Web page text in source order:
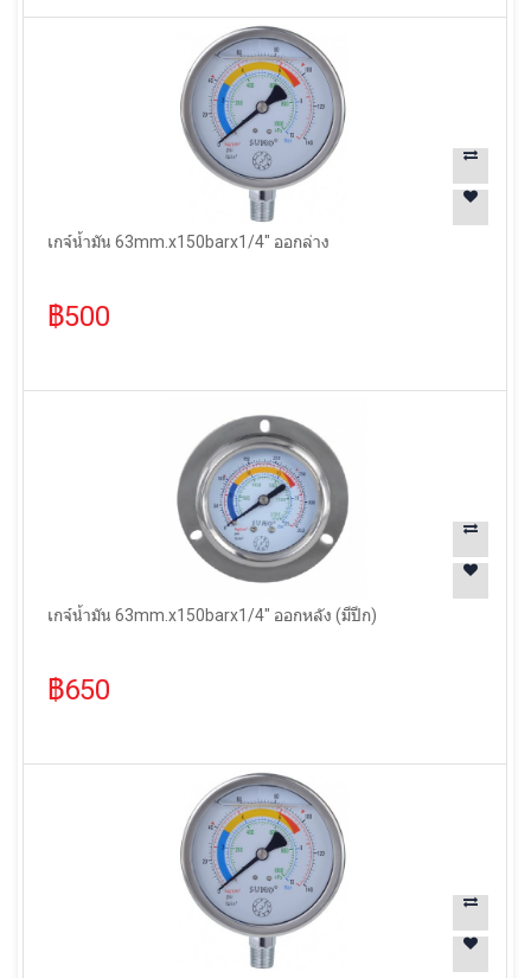
เกจ์น้ำมัน 63mm.x150barx1/4" ออกล่าง
฿500
เกจ์น้ำมัน 63mm.x150barx1/4" ออกหลัง (มีปีก)
฿650